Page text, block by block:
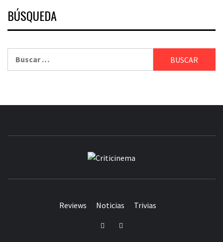
BÚSQUEDA
Reviews Noticias Trivias
TwitterFacebook